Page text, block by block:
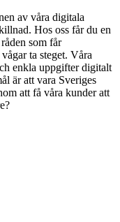
av våra digitala
Hos oss får du en
som får
ta steget. Våra
enkla uppgifter digitalt
är att vara Sveriges
att få våra kunder att